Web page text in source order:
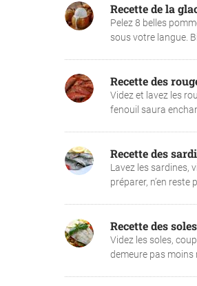
Recette de la
Pelez 8 belles
sous votre langue.
Recette des
Videz et lavez les
fenouil saura
Recette des
Lavez les sardines,
préparer, n’en
Recette des
Videz les soles,
demeure pas moins